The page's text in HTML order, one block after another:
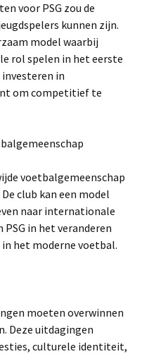
voor PSG zou de
kunnen zijn.
model waarbij
rol spelen in het eerste
investeren in
om competitief te
voetbalgemeenschap
club kan een model
naar internationale
PSG in het veranderen
het moderne voetbal.
moeten overwinnen
Deze uitdagingen
culturele identiteit,